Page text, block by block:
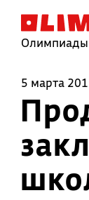
Олимпиады
5 марта